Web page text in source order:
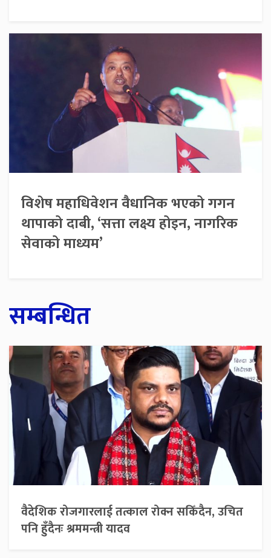
विशेष महाधिवेशन वैधानिक भएको गगन
थापाको दाबी, ‘सत्ता लक्ष्य होइन, नागरिक
सेवाको माध्यम’
सम्बन्धित
वैदेशिक रोजगारलाई तत्काल रोक्न सकिँदैन, उचित
पनि हुँदैनः श्रममन्त्री यादव